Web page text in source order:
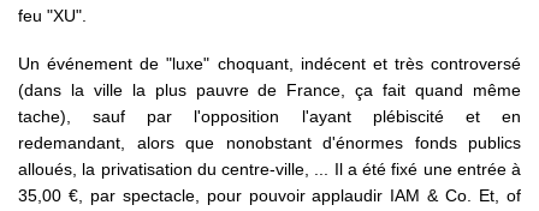
feu "XU".
Un événement de "luxe" choquant, indécent et très controversé
(dans la ville la plus pauvre de France, ça fait quand même
tache), sauf par l'opposition l'ayant plébiscité et en
redemandant, alors que nonobstant d'énormes fonds publics
alloués, la privatisation du centre-ville, ... Il a été fixé une entrée à
35,00 €, par spectacle, pour pouvoir applaudir IAM & Co. Et, of